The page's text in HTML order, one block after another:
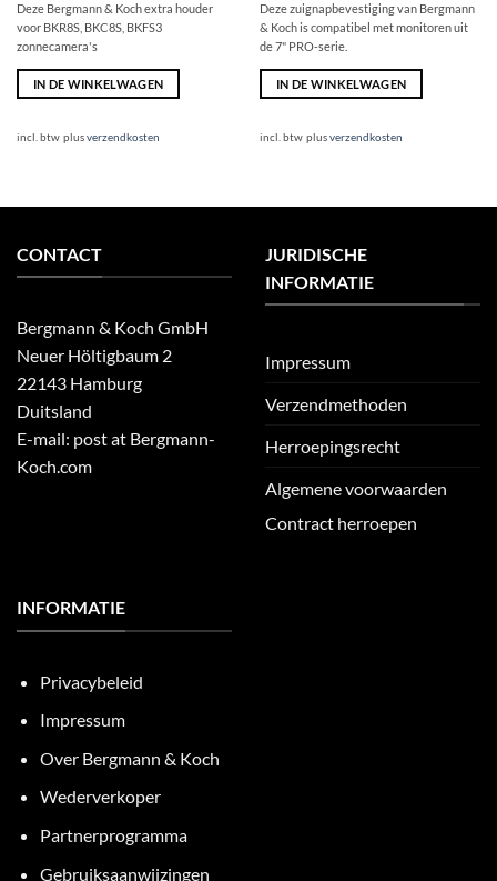
Deze Bergmann & Koch extra houder
voor BKR8S, BKC8S, BKFS3
zonnecamera's
IN DE WINKELWAGEN
incl. btw plusverzendkosten
Deze zuignapbevestiging van Bergmann
& Koch is compatibel met monitoren uit
de 7" PRO-serie.
IN DE WINKELWAGEN
incl. btw plusverzendkosten
CONTACT
Bergmann & Koch GmbH
Neuer Höltigbaum 2
22143 Hamburg
Duitsland
E-mail: post at Bergmann-
Koch.com
JURIDISCHE
INFORMATIE
Impressum
Verzendmethoden
Herroepingsrecht
Algemene voorwaarden
Contract herroepen
INFORMATIE
Privacybeleid
Impressum
Over Bergmann & Koch
Wederverkoper
Partnerprogramma
Gebruiksaanwijzingen